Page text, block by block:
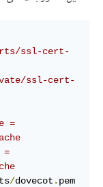
ssl-cert-
ssl-cert-
=
=
/dovecot . pem